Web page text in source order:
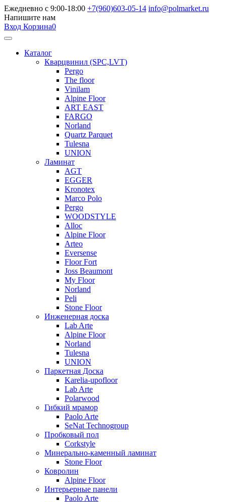
Ежедневно с 9:00-18:00 +7(960)603-05-14 info@polmarket.ru
Напишите нам
Вход Корзина0
Каталог
Кварцвинил (SPC,LVT)
Pergo
The floor
Vinilam
Alpine Floor
ART EAST
FARGO
Norland
Quartz Parquet
Tulesna
UNION
Ламинат
AGT
EGGER
Kronotex
Marco Polo
Pergo
WOODSTYLE
Alloc
Alpine Floor
Arteo
Eversense
Floor Fort
Joss Beaumont
My Floor
Norland
Peli
Stone Floor
Инженерная доска
Lab Arte
Alpine Floor
Norland
Tulesna
UNION
Паркетная Доска
Karelia-upofloor
Lab Arte
Polarwood
Гибкий мрамор
Paolo Arte
SeNat Technogroup
Пробковый пол
Corkstyle
Минерально-каменный ламинат
Stone Floor
Ковролин
Alpine Floor
Интерьерные панели
Paolo Arte